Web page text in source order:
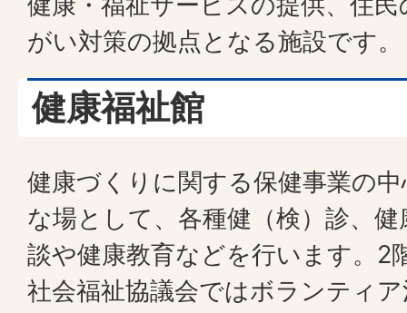
がい対策の拠点となる施設です。
健康福祉館
健康づくりに関する保健事業の
な場として、各種健（検）診、健
談や健康教育などを行います。2
社会福祉協議会ではボランティ